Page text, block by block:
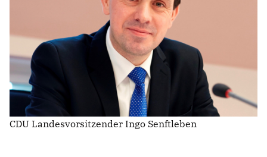
PARTEIGERICHT
IM LANDTAG
IN DER LANDESREGIERUNG
IM BUNDESTAG
IM EUROPÄISCHEN PARLAMENT
CDU Landesvorsitzender Ingo Senftleben